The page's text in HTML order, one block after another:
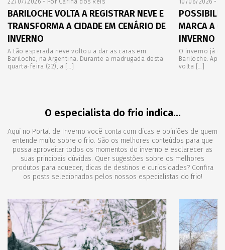
22/07/2026 - Por Carina dos Reis
BARILOCHE VOLTA A REGISTRAR NEVE E
TRANSFORMA A CIDADE EM CENÁRIO DE
INVERNO
A tão esperada neve voltou a dar as caras em
Bariloche, na Argentina. Durante a madrugada desta
quarta-feira (22), a […]
10/06/2026 -
MARCA A
INVERNO
O inverno já
Bariloche.
volta […]
O especialista do frio indica...
Aqui no Portal de Inverno você conta com dicas e opiniões de quem
entende muito sobre o frio. São os melhores conteúdos para que
possa aproveitar todos os momentos do inverno e esclarecer as
suas principais dúvidas. Quer sugestões sobre os melhores
produtos para aquecer, dicas de destinos e curiosidades? Confira
os posts selecionados pelos nossos especialistas do frio!